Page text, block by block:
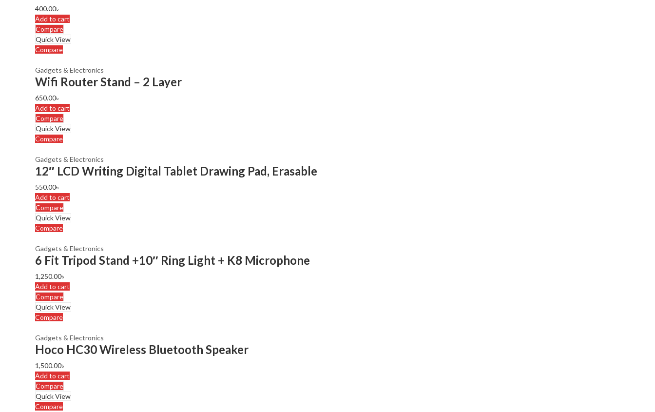
400.00৳
Add to cart
Compare
Quick View
Compare
Gadgets & Electronics
Wifi Router Stand – 2 Layer
650.00৳
Add to cart
Compare
Quick View
Compare
Gadgets & Electronics
12″ LCD Writing Digital Tablet Drawing Pad, Erasable
550.00৳
Add to cart
Compare
Quick View
Compare
Gadgets & Electronics
6 Fit Tripod Stand +10″ Ring Light + K8 Microphone
1,250.00৳
Add to cart
Compare
Quick View
Compare
Gadgets & Electronics
Hoco HC30 Wireless Bluetooth Speaker
1,500.00৳
Add to cart
Compare
Quick View
Compare